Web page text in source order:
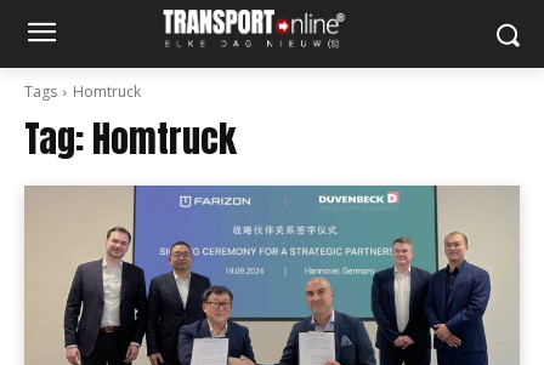
Tags Homtruck
Tag:Homtruck